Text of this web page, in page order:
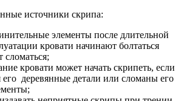
источники скрипа:
элементы после длительной
кровати начинают болтаться
сломаться;
кровати может начать скрипеть, если
его деревянные детали или сломаны его